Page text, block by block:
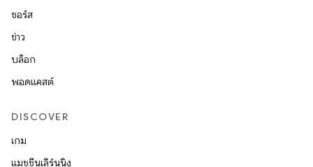
ซอร์ส
ข่าว
บล็อก
พอดแคสต์
DISCOVER
เกม
แมชชีนเลิร์นนิง